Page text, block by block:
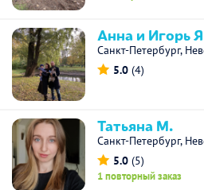
Анна и Игорь
Санкт-Петербург,
5.0 (4)
Татьяна М.
Санкт-Петербург,
5.0 (5)
1 повторный заказ